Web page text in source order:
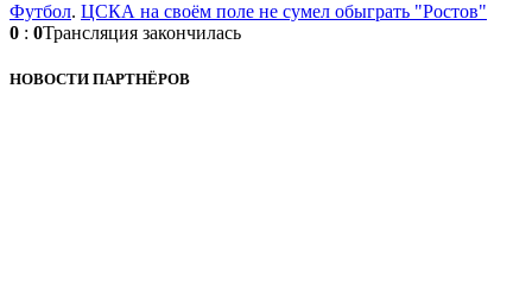
Футбол. ЦСКА на своём поле не сумел обыграть "Ростов"
0 : 0Трансляция закончилась
НОВОСТИ ПАРТНЁРОВ